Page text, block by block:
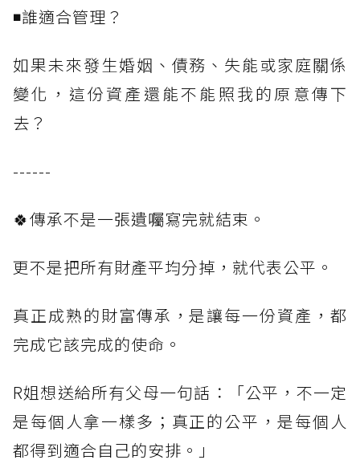
◾誰適合管理？
如果未來發生婚姻、債務、失能或家庭關係
變化，這份資產還能不能照我的原意傳下
去？
------
🍀傳承不是一張遺囑寫完就結束。
更不是把所有財產平均分掉，就代表公平。
真正成熟的財富傳承，是讓每一份資產，都
完成它該完成的使命。
R姐想送給所有父母一句話：「公平，不一定
是每個人拿一樣多；真正的公平，是每個人
都得到適合自己的安排。」